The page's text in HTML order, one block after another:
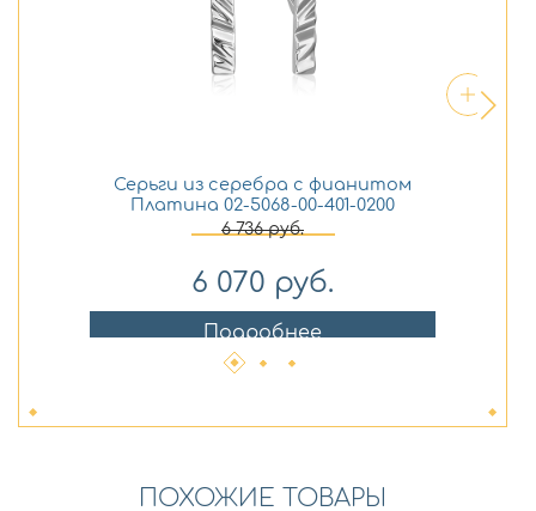
Серьги из серебра с фианитом
Платина 02-5068-00-401-0200
6 736руб.
6 070 руб.
Подробнее
ПОХОЖИЕ ТОВАРЫ